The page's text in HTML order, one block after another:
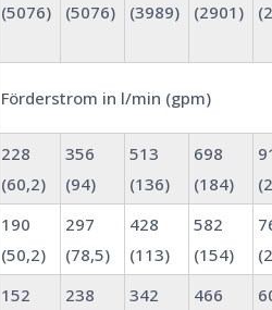
(5076)
(5076)
(3989)
(2901)
Förderstrom in l/min (gpm)
228
(60,2)
356
(94)
513
(136)
698
(184)
190
(50,2)
297
(78,5)
428
(113)
582
(154)
152
238
342
466